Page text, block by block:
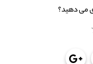
می دهید؟